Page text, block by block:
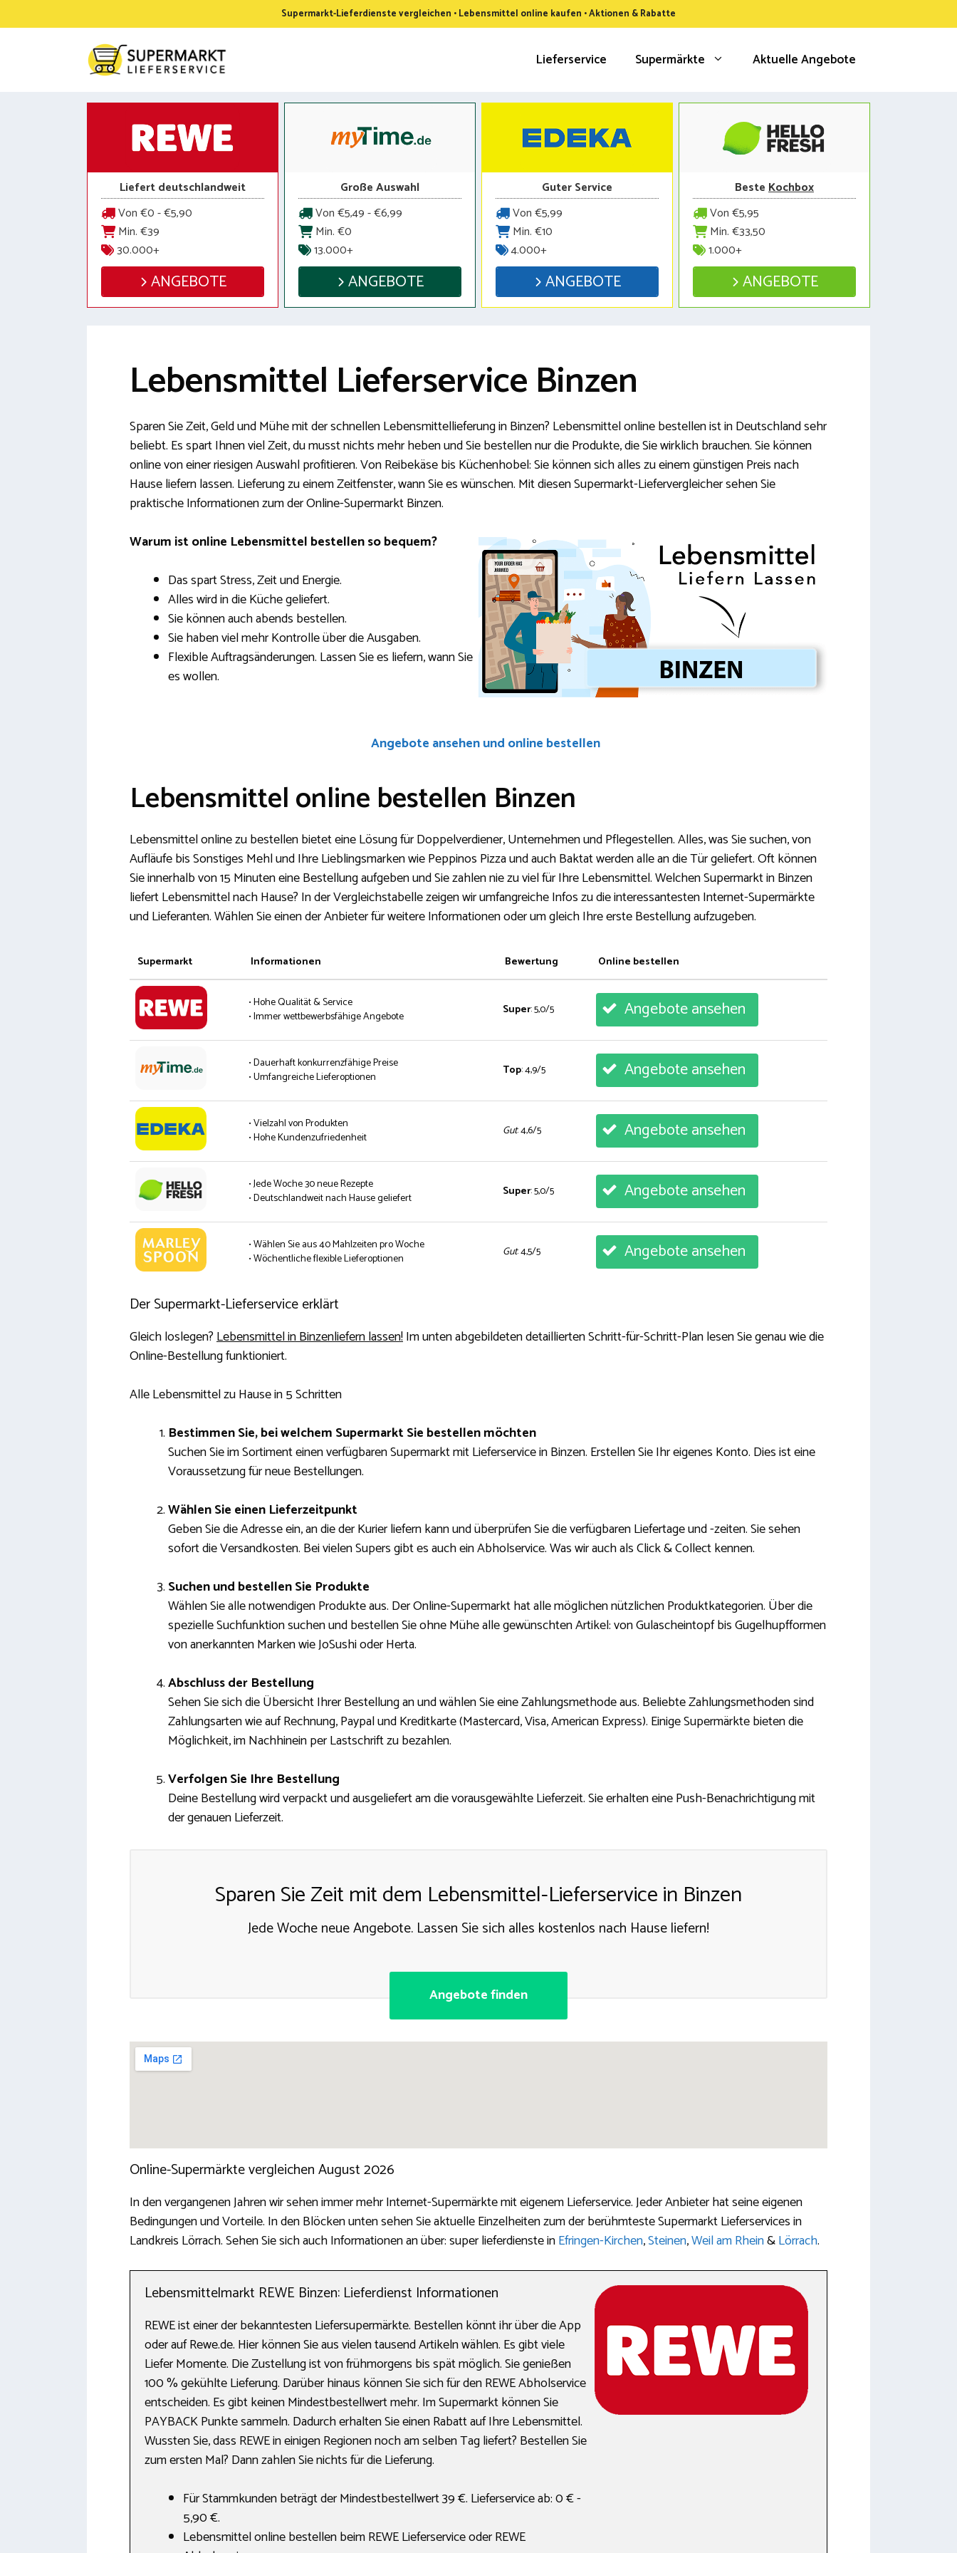
Inhalt
Supermarkt-Lieferdienste vergleichen • Lebensmittel online kaufen • Aktionen & Rabatte
Lieferservice Supermärkte Aktuelle Angebote
Liefert deutschlandweit
Von €0 - €5,90
Min. €39
30.000+
ANGEBOTE
Große Auswahl
Von €5,49 - €6,99
Min. €0
13.000+
ANGEBOTE
Guter Service
Von €5,99
Min. €10
4.000+
ANGEBOTE
BesteKochbox
Von €5,95
Min. €33,50
1.000+
ANGEBOTE
Lebensmittel Lieferservice Binzen
Sparen Sie Zeit, Geld und Mühe mit der schnellen Lebensmittellieferung in Binzen? Lebensmittel online bestellen ist in Deutschland sehr
beliebt. Es spart Ihnen viel Zeit, du musst nichts mehr heben und Sie bestellen nur die Produkte, die Sie wirklich brauchen. Sie können
online von einer riesigen Auswahl profitieren. Von Reibekäse bis Küchenhobel: Sie können sich alles zu einem günstigen Preis nach
Hause liefern lassen. Lieferung zu einem Zeitfenster, wann Sie es wünschen. Mit diesen Supermarkt-Liefervergleicher sehen Sie
praktische Informationen zum der Online-Supermarkt Binzen.
Warum ist online Lebensmittel bestellen so bequem?
Das spart Stress, Zeit und Energie.
Alles wird in die Küche geliefert.
Sie können auch abends bestellen.
Sie haben viel mehr Kontrolle über die Ausgaben.
Flexible Auftragsänderungen. Lassen Sie es liefern, wann Sie
es wollen.
Angebote ansehen und online bestellen
Lebensmittel online bestellen Binzen
Lebensmittel online zu bestellen bietet eine Lösung für Doppelverdiener, Unternehmen und Pflegestellen. Alles, was Sie suchen, von
Aufläufe bis Sonstiges Mehl und Ihre Lieblingsmarken wie Peppinos Pizza und auch Baktat werden alle an die Tür geliefert. Oft können
Sie innerhalb von 15 Minuten eine Bestellung aufgeben und Sie zahlen nie zu viel für Ihre Lebensmittel. Welchen Supermarkt in Binzen
liefert Lebensmittel nach Hause? In der Vergleichstabelle zeigen wir umfangreiche Infos zu die interessantesten Internet-Supermärkte
und Lieferanten. Wählen Sie einen der Anbieter für weitere Informationen oder um gleich Ihre erste Bestellung aufzugeben.
Supermarkt Informationen Bewertung Online bestellen
• Hohe Qualität & Service
• Immer wettbewerbsfähige Angebote
Super: 5,0/5 Angebote ansehen
• Dauerhaft konkurrenzfähige Preise
• Umfangreiche Lieferoptionen
Top: 4,9/5 Angebote ansehen
• Vielzahl von Produkten
• Hohe Kundenzufriedenheit
Gut: 4,6/5 Angebote ansehen
• Jede Woche 30 neue Rezepte
• Deutschlandweit nach Hause geliefert
Super: 5,0/5 Angebote ansehen
• Wählen Sie aus 40 Mahlzeiten pro Woche
• Wöchentliche flexible Lieferoptionen
Gut: 4,5/5 Angebote ansehen
Der Supermarkt-Lieferservice erklärt
Gleich loslegen?Lebensmittel in Binzenliefern lassen!Im unten abgebildeten detaillierten Schritt-für-Schritt-Plan lesen Sie genau wie die
Online-Bestellung funktioniert.
Alle Lebensmittel zu Hause in 5 Schritten
Bestimmen Sie, bei welchem ​​Supermarkt Sie bestellen möchten
Suchen Sie im Sortiment einen verfügbaren Supermarkt mit Lieferservice in Binzen. Erstellen Sie Ihr eigenes Konto. Dies ist eine
Voraussetzung für neue Bestellungen.
Wählen Sie einen Lieferzeitpunkt
Geben Sie die Adresse ein, an die der Kurier liefern kann und überprüfen Sie die verfügbaren Liefertage und -zeiten. Sie sehen
sofort die Versandkosten. Bei vielen Supers gibt es auch ein Abholservice. Was wir auch als Click & Collect kennen.
Suchen und bestellen Sie Produkte
Wählen Sie alle notwendigen Produkte aus. Der Online-Supermarkt hat alle möglichen nützlichen Produktkategorien. Über die
spezielle Suchfunktion suchen und bestellen Sie ohne Mühe alle gewünschten Artikel: von Gulascheintopf bis Gugelhupfformen
von anerkannten Marken wie JoSushi oder Herta.
Abschluss der Bestellung
Sehen Sie sich die Übersicht Ihrer Bestellung an und wählen Sie eine Zahlungsmethode aus. Beliebte Zahlungsmethoden sind
Zahlungsarten wie auf Rechnung, Paypal und Kreditkarte (Mastercard, Visa, American Express). Einige Supermärkte bieten die
Möglichkeit, im Nachhinein per Lastschrift zu bezahlen.
Verfolgen Sie Ihre Bestellung
Deine Bestellung wird verpackt und ausgeliefert am die vorausgewählte Lieferzeit. Sie erhalten eine Push-Benachrichtigung mit
der genauen Lieferzeit.
Sparen Sie Zeit mit dem Lebensmittel-Lieferservice in Binzen
Jede Woche neue Angebote. Lassen Sie sich alles kostenlos nach Hause liefern!
Angebote finden
Online-Supermärkte vergleichen August 2026
In den vergangenen Jahren wir sehen immer mehr Internet-Supermärkte mit eigenem Lieferservice. Jeder Anbieter hat seine eigenen
Bedingungen und Vorteile. In den Blöcken unten sehen Sie aktuelle Einzelheiten zum der berühmteste Supermarkt Lieferservices in
Landkreis Lörrach. Sehen Sie sich auch Informationen an über: super lieferdienste inEfringen-Kirchen,Steinen,Weil am Rhein&Lörrach.
Lebensmittelmarkt REWE Binzen: Lieferdienst Informationen
REWE ist einer der bekanntesten Liefersupermärkte. Bestellen könnt ihr über die App
oder auf Rewe.de. Hier können Sie aus vielen tausend Artikeln wählen. Es gibt viele
Liefer Momente. Die Zustellung ist von frühmorgens bis spät möglich. Sie genießen
100 % gekühlte Lieferung. Darüber hinaus können Sie sich für den REWE Abholservice
entscheiden. Es gibt keinen Mindestbestellwert mehr. Im Supermarkt können Sie
PAYBACK Punkte sammeln. Dadurch erhalten Sie einen Rabatt auf Ihre Lebensmittel.
Wussten Sie, dass REWE in einigen Regionen noch am selben Tag liefert? Bestellen Sie
zum ersten Mal? Dann zahlen Sie nichts für die Lieferung.
Für Stammkunden beträgt der Mindestbestellwert 39 €. Lieferservice ab: 0 € -
5,90 €.
Lebensmittel online bestellen beim REWE Lieferservice oder REWE